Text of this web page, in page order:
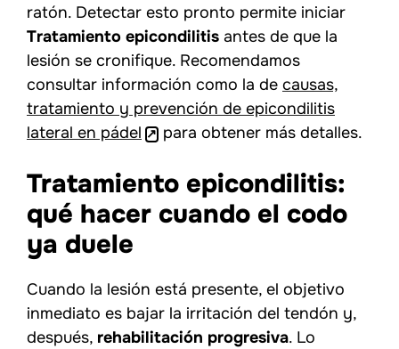
ratón. Detectar esto pronto permite iniciar
Tratamiento epicondilitis antes de que la
lesión se cronifique. Recomendamos
consultar información como la de causas,
tratamiento y prevención de epicondilitis
lateral en pádel
para obtener más detalles.
Tratamiento epicondilitis:
qué hacer cuando el codo
ya duele
Cuando la lesión está presente, el objetivo
inmediato es bajar la irritación del tendón y,
después, rehabilitación progresiva. Lo